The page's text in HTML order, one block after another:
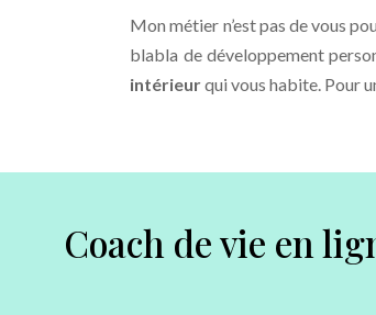
Mon métier n’est pas de vous
blabla de développement
intérieurqui vous habite. Pour
Coach de vie en